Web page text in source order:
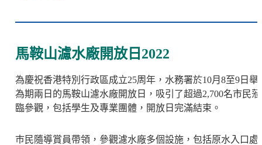
馬鞍山濾水廠開放日2022
為慶祝香港特別行政區成立25周年，水務署於10月8至9日舉
為期兩日的馬鞍山濾水廠開放日，吸引了超過2,700名市民蒞
臨參觀，包括學生及專業團體，開放日完滿結束。
巿民隨導賞員帶領，參觀濾水廠多個設施，包括原水入口處